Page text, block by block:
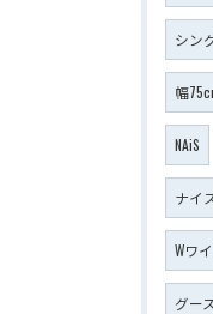
シン
幅
NAiS
ナイ
Wワ
グー